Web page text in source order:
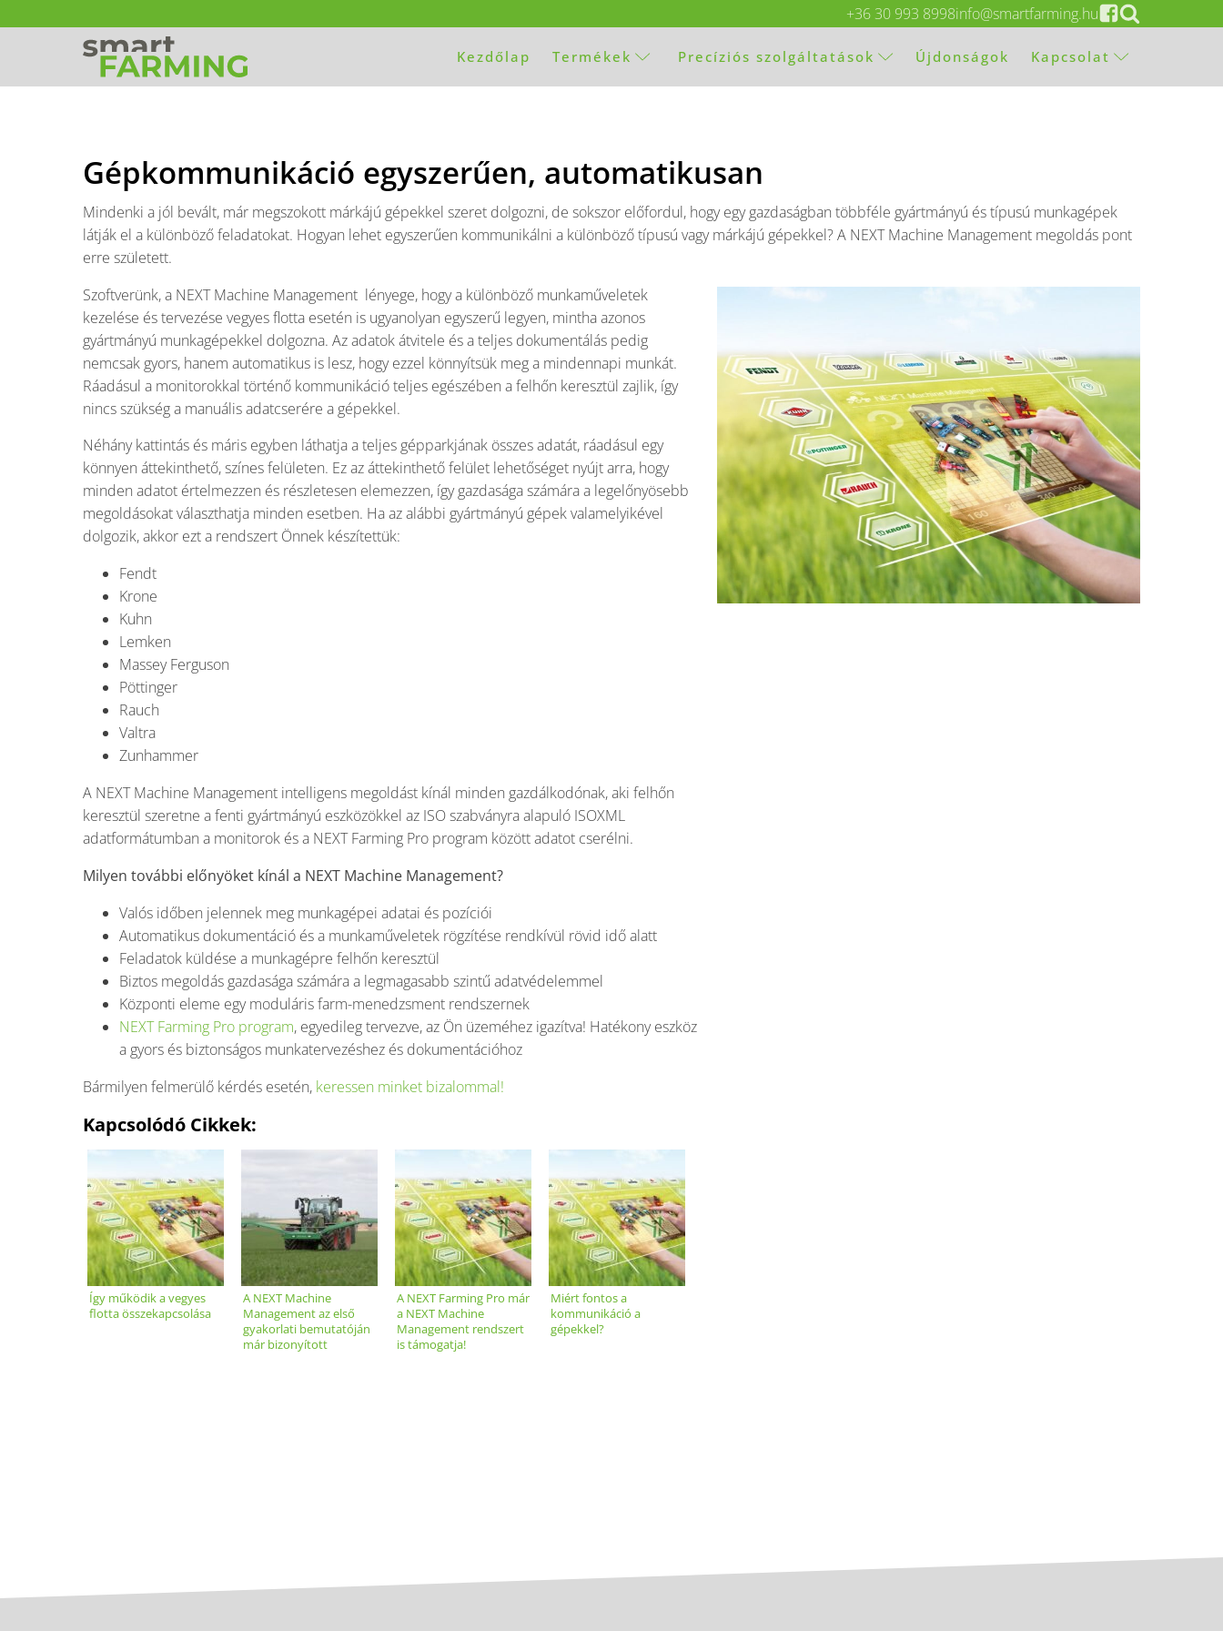
+36 30 993 8998info@smartfarming.hu
Kezdőlap Termékek Precíziós szolgáltatások Újdonságok Kapcsolat
Gépkommunikáció egyszerűen, automatikusan
Mindenki a jól bevált, már megszokott márkájú gépekkel szeret dolgozni, de sokszor előfordul, hogy egy gazdaságban többféle gyártmányú és típusú munkagépek
látják el a különböző feladatokat. Hogyan lehet egyszerűen kommunikálni a különböző típusú vagy márkájú gépekkel? A NEXT Machine Management megoldás pont
erre született.
Szoftverünk, a NEXT Machine Management lényege, hogy a különböző munkaműveletek
kezelése és tervezése vegyes flotta esetén is ugyanolyan egyszerű legyen, mintha azonos
gyártmányú munkagépekkel dolgozna. Az adatok átvitele és a teljes dokumentálás pedig
nemcsak gyors, hanem automatikus is lesz, hogy ezzel könnyítsük meg a mindennapi munkát.
Ráadásul a monitorokkal történő kommunikáció teljes egészében a felhőn keresztül zajlik, így
nincs szükség a manuális adatcserére a gépekkel.
Néhány kattintás és máris egyben láthatja a teljes gépparkjának összes adatát, ráadásul egy
könnyen áttekinthető, színes felületen. Ez az áttekinthető felület lehetőséget nyújt arra, hogy
minden adatot értelmezzen és részletesen elemezzen, így gazdasága számára a legelőnyösebb
megoldásokat választhatja minden esetben. Ha az alábbi gyártmányú gépek valamelyikével
dolgozik, akkor ezt a rendszert Önnek készítettük:
Fendt
Krone
Kuhn
Lemken
Massey Ferguson
Pöttinger
Rauch
Valtra
Zunhammer
A NEXT Machine Management intelligens megoldást kínál minden gazdálkodónak, aki felhőn
keresztül szeretne a fenti gyártmányú eszközökkel az ISO szabványra alapuló ISOXML
adatformátumban a monitorok és a NEXT Farming Pro program között adatot cserélni.
Milyen további előnyöket kínál a NEXT Machine Management?
Valós időben jelennek meg munkagépei adatai és pozíciói
Automatikus dokumentáció és a munkaműveletek rögzítése rendkívül rövid idő alatt
Feladatok küldése a munkagépre felhőn keresztül
Biztos megoldás gazdasága számára a legmagasabb szintű adatvédelemmel
Központi eleme egy moduláris farm-menedzsment rendszernek
NEXT Farming Pro program, egyedileg tervezve, az Ön üzeméhez igazítva! Hatékony eszköz
a gyors és biztonságos munkatervezéshez és dokumentációhoz
Bármilyen felmerülő kérdés esetén, keressen minket bizalommal!
Kapcsolódó Cikkek:
Így működik a vegyes
flotta összekapcsolása
A NEXT Machine
Management az első
gyakorlati bemutatóján
már bizonyított
A NEXT Farming Pro már
a NEXT Machine
Management rendszert
is támogatja!
Miért fontos a
kommunikáció a
gépekkel?